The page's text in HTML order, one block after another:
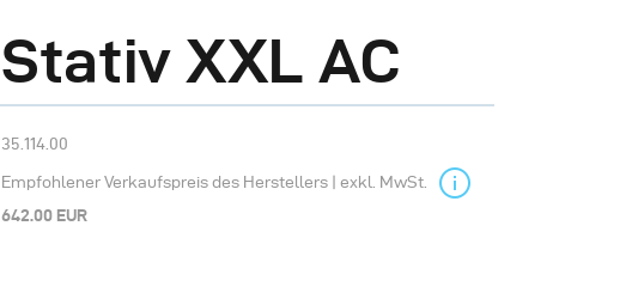
Stativ XXL AC
35.114.00
Empfohlener Verkaufspreis des Herstellers | exkl. MwSt.
642.00 EUR